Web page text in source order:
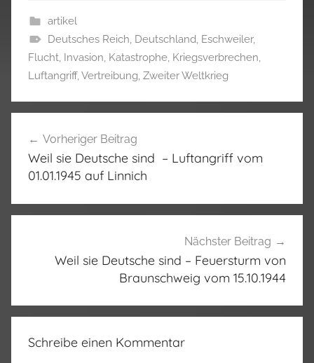
artikel
Deutsches Reich, Deutschland, Eschweiler,
Flucht, Invasion, Katastrophe, Kriegsverbrechen,
Luftangriff,Vertreibung, Zweiter Weltkrieg
Vorheriger Beitrag
Weil sie Deutsche sind – Luftangriff vom
01.01.1945 auf Linnich
Nächster Beitrag
Weil sie Deutsche sind – Feuersturm von
Braunschweig vom 15.10.1944
Schreibe einen Kommentar